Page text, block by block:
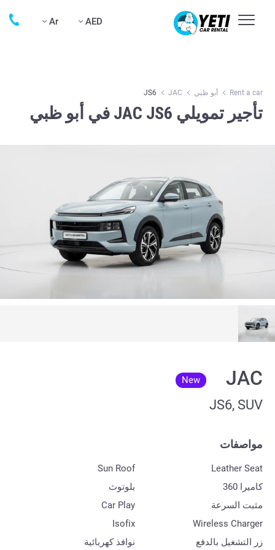
AED
Ar
Rent a car أبو ظبي JAC
JS6
تأجير تمويلي JAC JS6 في أبو ظبي
JAC
JS6, SUV
New
مواصفات
Leather Seat
كاميرا 360
مثبت السرعة
Wireless Charger
زر التشغيل بالدفع
Sun Roof
بلوتوث
Car Play
Isofix
نوافذ كهربائية